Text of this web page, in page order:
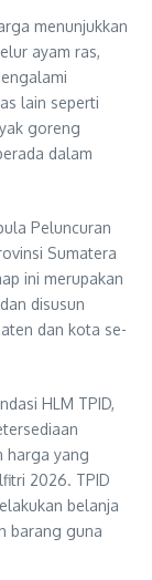
menunjukkan
ayam ras,
lain seperti
goreng
dalam
Peluncuran
Sumatera
ini merupakan
disusun
dan kota se-
HLM TPID,
harga yang
2026. TPID
belanja
barang guna